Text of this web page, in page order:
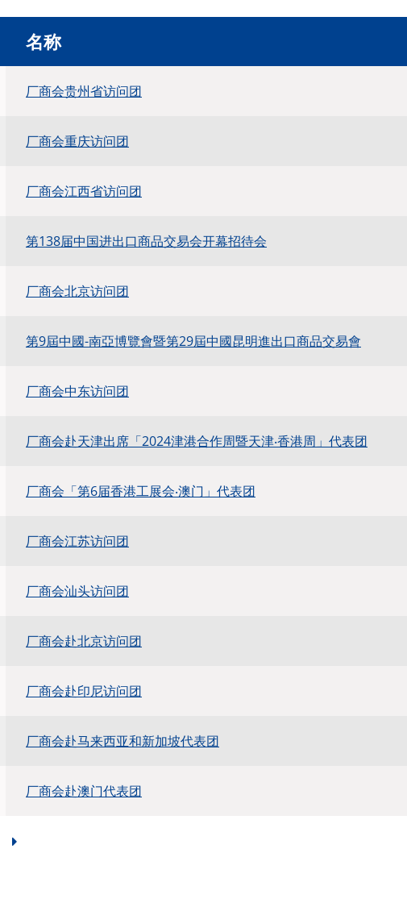
名称
厂商会贵州省访问团
厂商会重庆访问团
厂商会江西省访问团
第138届中国进出口商品交易会开幕招待会
厂商会北京访问团
第9屆中國-南亞博覽會暨第29屆中國昆明進出口商品交易會
厂商会中东访问团
厂商会赴天津出席「2024津港合作周暨天津‧香港周」代表团
厂商会「第6届香港工展会‧澳门」代表团
厂商会江苏访问团
厂商会汕头访问团
厂商会赴北京访问团
厂商会赴印尼访问团
厂商会赴马来西亚和新加坡代表团
厂商会赴澳门代表团